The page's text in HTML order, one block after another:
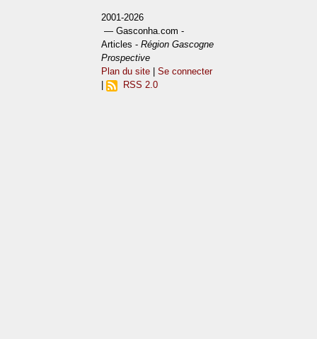
2001-2026
— Gasconha.com -
Articles -Région Gascogne
Prospective
Plan du site |Se connecter
|
RSS 2.0